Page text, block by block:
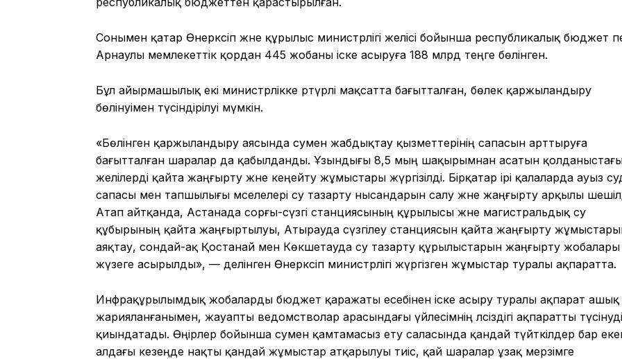
Сонымен қатар Өнеркәсіп және құрылыс министрлігі желісі бойынша республикалық бюджет
Арнаулы мемлекеттік қордан 445 жобаны іске асыруға 188 млрд теңге бөлінген.
Бұл айырмашылық екі министрлікке әртүрлі мақсатта бағытталған, бөлек қаржыландыру
бөлінуімен түсіндірілуі мүмкін.
«Бөлінген қаржыландыру аясында сумен жабдықтау қызметтерінің сапасын арттыруға
бағытталған шаралар да қабылданды. Ұзындығы 8,5 мың шақырымнан асатын
желілерді қайта жаңғырту және кеңейту жұмыстары жүргізілді. Бірқатар ірі қалаларда ауыз
сапасы мен тапшылығы мәселелері су тазарту нысандарын салу және жаңғырту арқылы
Атап айтқанда, Астанада сорғы-сүзгі станциясының құрылысы және магистральдық су
құбырының қайта жаңғыртылуы, Атырауда сүзгілеу станциясын қайта жаңғырту
аяқтау, сондай-ақ Қостанай мен Көкшетауда су тазарту құрылыстарын жаңғырту жобалары
жүзеге асырылды», — делінген Өнеркәсіп министрлігі жүргізген жұмыстар туралы ақпаратта.
Инфрақұрылымдық жобаларды бюджет қаражаты есебінен іске асыру туралы ақпарат ашық
жарияланғанымен, жауапты ведомстволар арасындағы үйлесімнің әлсіздігі ақпаратты түсінуді
қиындатады. Өңірлер бойынша сумен қамтамасыз ету саласында қандай түйткілдер бар
алдағы кезеңде нақты қандай жұмыстар атқарылуы тиіс, қай шаралар ұзақ мерзімге